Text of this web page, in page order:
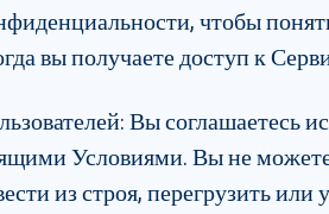
чтобы
вы получаете доступ к
: Вы соглашаетесь
Условиями. Вы не
из строя, перегрузить